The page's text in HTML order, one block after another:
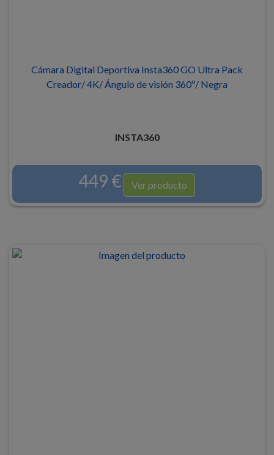
Cámara Digital Deportiva Insta360 GO Ultra Pack
Creador/ 4K/ Ángulo de visión 360º/ Negra
INSTA360
449 € Ver producto